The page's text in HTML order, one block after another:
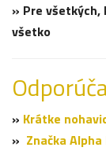
» Pre
všetko
» Krátke
» Značka